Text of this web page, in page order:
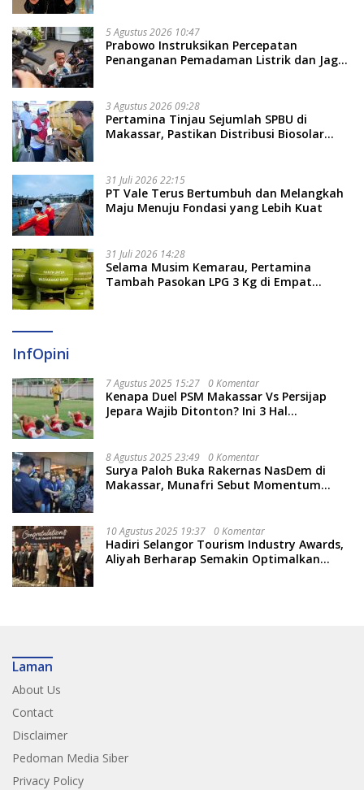
5 Agustus 2026 10:47
Prabowo Instruksikan Percepatan
Penanganan Pemadaman Listrik dan Jaga
3 Agustus 2026 09:28
Pertamina Tinjau Sejumlah SPBU di
Makassar, Pastikan Distribusi Biosolar
31 Juli 2026 22:15
PT Vale Terus Bertumbuh dan Melangkah
Maju Menuju Fondasi yang Lebih Kuat
31 Juli 2026 14:28
Selama Musim Kemarau, Pertamina
Tambah Pasokan LPG 3 Kg di Empat
InfOpini
7 Agustus 2025 15:27 0 Komentar
Kenapa Duel PSM Makassar Vs Persijap
Jepara Wajib Ditonton? Ini 3 Hal
8 Agustus 2025 23:49 0 Komentar
Surya Paloh Buka Rakernas NasDem di
Makassar, Munafri Sebut Momentum
10 Agustus 2025 19:37 0 Komentar
Hadiri Selangor Tourism Industry Awards,
Aliyah Berharap Semakin Optimalkan
Laman
About Us
Contact
Disclaimer
Pedoman Media Siber
Privacy Policy